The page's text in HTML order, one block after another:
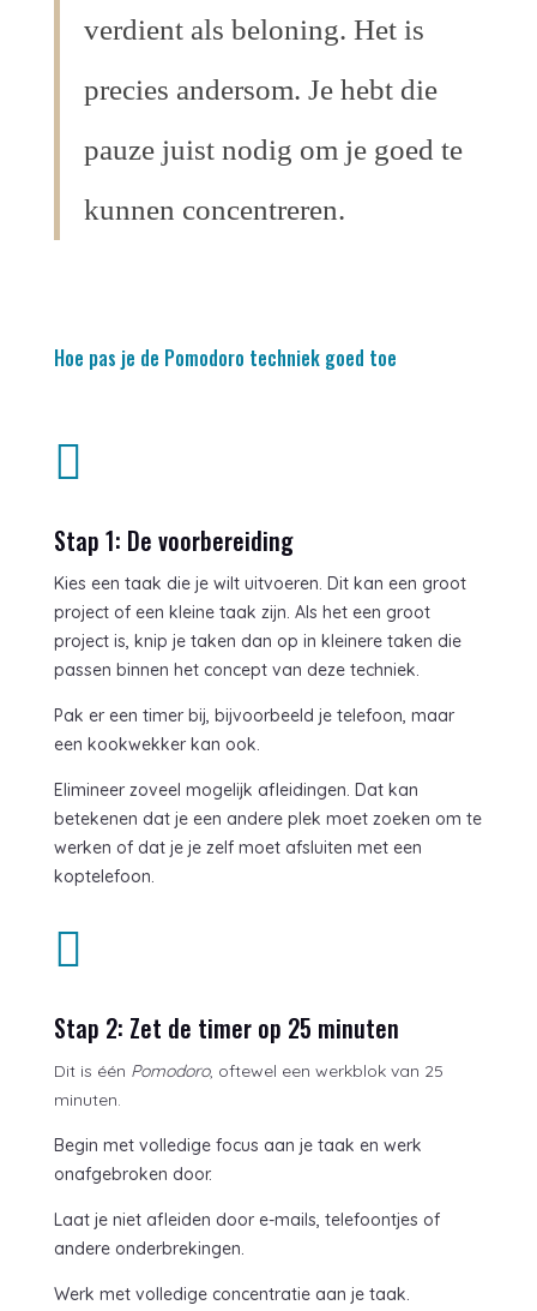
verdient als beloning. Het is
precies andersom. Je hebt die
pauze juist nodig om je goed te
kunnen concentreren.
Hoe pas je de Pomodoro techniek goed toe

Stap 1: De voorbereiding
Kies een taak die je wilt uitvoeren. Dit kan een groot
project of een kleine taak zijn. Als het een groot
project is, knip je taken dan op in kleinere taken die
passen binnen het concept van deze techniek.
Pak er een timer bij, bijvoorbeeld je telefoon, maar
een kookwekker kan ook.
Elimineer zoveel mogelijk afleidingen. Dat kan
betekenen dat je een andere plek moet zoeken om te
werken of dat je je zelf moet afsluiten met een
koptelefoon.

Stap 2: Zet de timer op 25 minuten
Dit is één Pomodoro, oftewel een werkblok van 25
minuten.
Begin met volledige focus aan je taak en werk
onafgebroken door.
Laat je niet afleiden door e-mails, telefoontjes of
andere onderbrekingen.
Werk met volledige concentratie aan je taak.